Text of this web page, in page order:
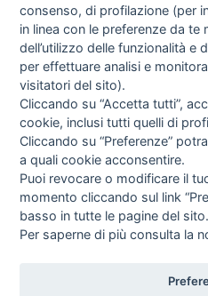
I libri
Direttrice Responsabile: Alessandra
consenso, di profilazione (per
in linea con le preferenze da te
dell’utilizzo delle funzionalità e
per effettuare analisi e
visitatori del sito).
Cliccando su “Accetta tutti”,
cookie, inclusi tutti quelli di
Cliccando su “Preferenze”
a quali cookie acconsentire.
Puoi revocare o modificare il
momento cliccando sul link
basso in tutte le pagine del sito.
Per saperne di più consulta la